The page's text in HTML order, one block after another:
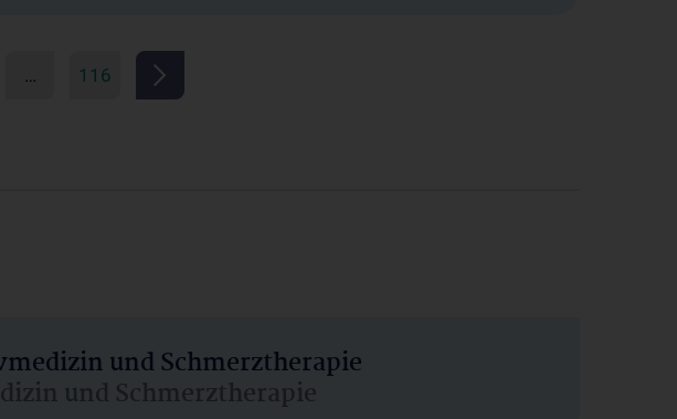
… 116
und Schmerztherapie
und Schmerztherapie